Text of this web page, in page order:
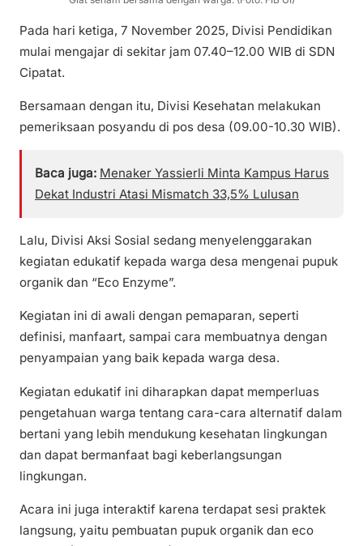
Pada hari ketiga, 7 November 2025, Divisi Pendidikan
mulai mengajar di sekitar jam 07.40–12.00 WIB di SDN
Cipatat.
Bersamaan dengan itu, Divisi Kesehatan melakukan
pemeriksaan posyandu di pos desa (09.00-10.30 WIB).
Baca juga: Menaker Yassierli Minta Kampus Harus
Dekat Industri Atasi Mismatch 33,5% Lulusan
Lalu, Divisi Aksi Sosial sedang menyelenggarakan
kegiatan edukatif kepada warga desa mengenai pupuk
organik dan “Eco Enzyme”.
Kegiatan ini di awali dengan pemaparan, seperti
definisi, manfaart, sampai cara membuatnya dengan
penyampaian yang baik kepada warga desa.
Kegiatan edukatif ini diharapkan dapat memperluas
pengetahuan warga tentang cara-cara alternatif dalam
bertani yang lebih mendukung kesehatan lingkungan
dan dapat bermanfaat bagi keberlangsungan
lingkungan.
Acara ini juga interaktif karena terdapat sesi praktek
langsung, yaitu pembuatan pupuk organik dan eco